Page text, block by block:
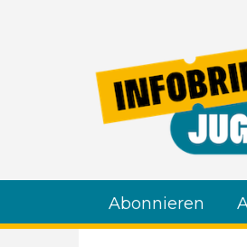
Abonnieren